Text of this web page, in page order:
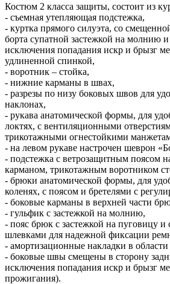
Костюм 2 класса защиты, состоит из
- съемная утепляющая подстежка,
- куртка прямого силуэта, со
борта супатной застежкой на молнию
исключения попадания искр и брызг
удлиненной спинкой,
- воротник – стойка,
- нижние карманы в швах,
- разрезы по низу боковых швов для
наклонах,
- рукава анатомической формы, для
локтях, с вентиляционными
трикотажными огнестойкими
- на левом рукаве настрочен шеврон
- подстежка с ветрозащитным поясом
карманом, трикотажным воротником
- брюки анатомической формы, для
коленях, с поясом и бретелями с
- боковые карманы в верхней части
- гульфик с застежкой на молнию,
- пояс брюк с застежкой на пуговицу
шлевками для надежной фиксации
- амортизационные накладки в области
- боковые швы смещены в сторону
исключения попадания искр и брызг
прожигания).